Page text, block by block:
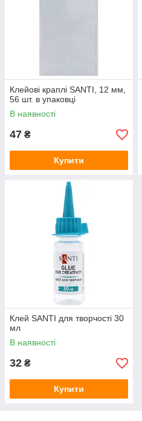
Клейові краплі SANTI, 12 мм,
56 шт. в упаковці
В наявності
47 ₴
Купити
Клей SANTI для творчості 30
мл
В наявності
32 ₴
Купити